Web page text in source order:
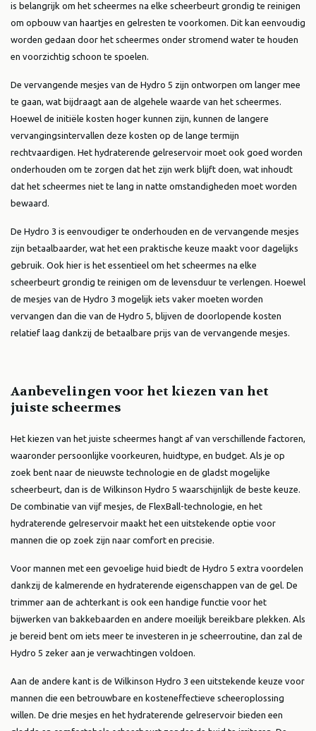
is belangrijk om het scheermes na elke scheerbeurt grondig te reinigen
om opbouw van haartjes en gelresten te voorkomen. Dit kan eenvoudig
worden gedaan door het scheermes onder stromend water te houden
en voorzichtig schoon te spoelen.
De vervangende mesjes van de Hydro 5 zijn ontworpen om langer mee
te gaan, wat bijdraagt aan de algehele waarde van het scheermes.
Hoewel de initiële kosten hoger kunnen zijn, kunnen de langere
vervangingsintervallen deze kosten op de lange termijn
rechtvaardigen. Het hydraterende gelreservoir moet ook goed worden
onderhouden om te zorgen dat het zijn werk blijft doen, wat inhoudt
dat het scheermes niet te lang in natte omstandigheden moet worden
bewaard.
De Hydro 3 is eenvoudiger te onderhouden en de vervangende mesjes
zijn betaalbaarder, wat het een praktische keuze maakt voor dagelijks
gebruik. Ook hier is het essentieel om het scheermes na elke
scheerbeurt grondig te reinigen om de levensduur te verlengen. Hoewel
de mesjes van de Hydro 3 mogelijk iets vaker moeten worden
vervangen dan die van de Hydro 5, blijven de doorlopende kosten
relatief laag dankzij de betaalbare prijs van de vervangende mesjes.
Aanbevelingen voor het kiezen van het
juiste scheermes
Het kiezen van het juiste scheermes hangt af van verschillende factoren,
waaronder persoonlijke voorkeuren, huidtype, en budget. Als je op
zoek bent naar de nieuwste technologie en de gladst mogelijke
scheerbeurt, dan is de Wilkinson Hydro 5 waarschijnlijk de beste keuze.
De combinatie van vijf mesjes, de FlexBall-technologie, en het
hydraterende gelreservoir maakt het een uitstekende optie voor
mannen die op zoek zijn naar comfort en precisie.
Voor mannen met een gevoelige huid biedt de Hydro 5 extra voordelen
dankzij de kalmerende en hydraterende eigenschappen van de gel. De
trimmer aan de achterkant is ook een handige functie voor het
bijwerken van bakkebaarden en andere moeilijk bereikbare plekken. Als
je bereid bent om iets meer te investeren in je scheerroutine, dan zal de
Hydro 5 zeker aan je verwachtingen voldoen.
Aan de andere kant is de Wilkinson Hydro 3 een uitstekende keuze voor
mannen die een betrouwbare en kosteneffectieve scheeroplossing
willen. De drie mesjes en het hydraterende gelreservoir bieden een